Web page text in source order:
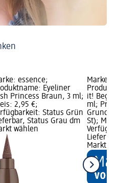
essence;
Eyeliner
Princess Braun, 3 ml;
2,95 €;
Status Grün
Status Grau dm
wählen
Marke:
it!
ml;
St);
Markt